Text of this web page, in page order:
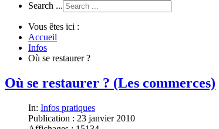
Search ...
Vous êtes ici :
Accueil
Infos
Où se restaurer ?
Où se restaurer ? (Les commerces)
In: Infos pratiques
Publication : 23 janvier 2010